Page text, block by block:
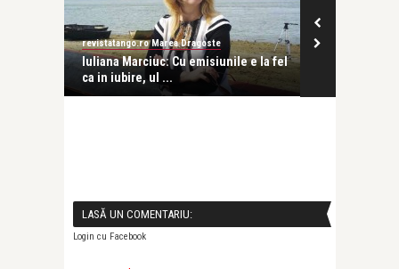
revistatango.ro Marea Dragoste
Iuliana Marciuc: Cu emisiunile e la fel
ca in iubire, ul ...
LASĂ UN COMENTARIU:
Login cu Facebook